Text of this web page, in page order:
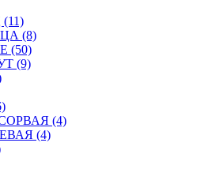
(11)
(8)
(50)
(9)
(4)
(4)